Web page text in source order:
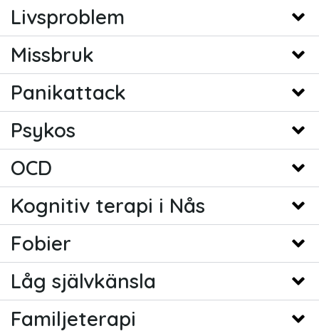
Livsproblem
Missbruk
Panikattack
Psykos
OCD
Kognitiv terapi i Nås
Fobier
Låg självkänsla
Familjeterapi